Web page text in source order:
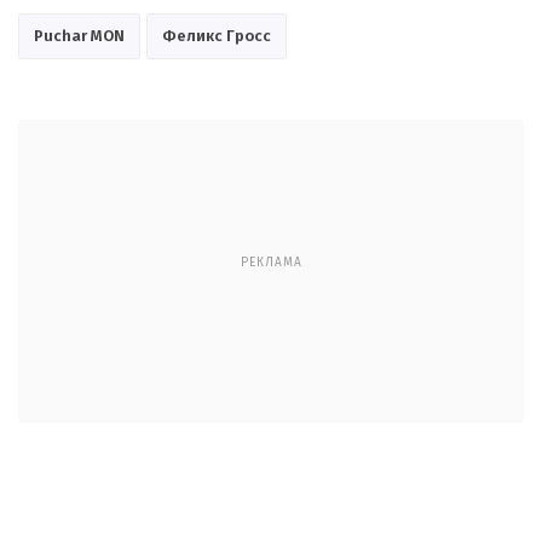
Puchar MON Феликс Гросс
РЕКЛАМА